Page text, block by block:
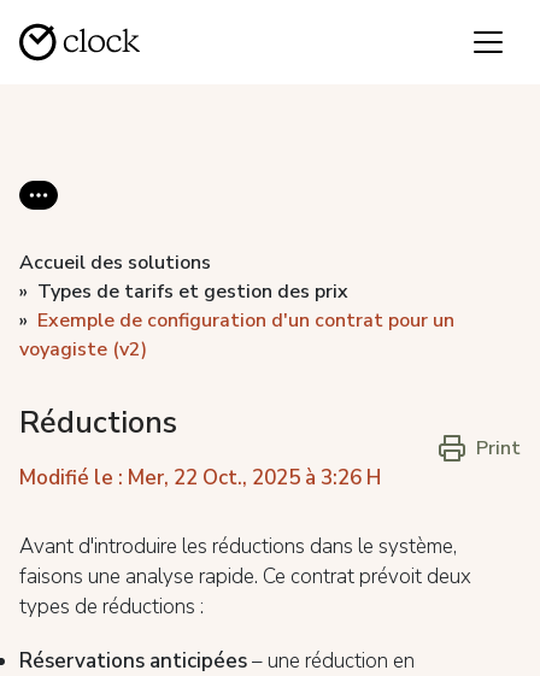
Accueil des solutions
Types de tarifs et gestion des prix
Exemple de configuration d'un contrat pour un
voyagiste (v2)
Réductions
Modifié le : Mer, 22 Oct., 2025 à 3:26 H
Print
Avant d'introduire les réductions dans le système,
faisons une analyse rapide. Ce contrat prévoit deux
types de réductions :
Réservations anticipées– une réduction en